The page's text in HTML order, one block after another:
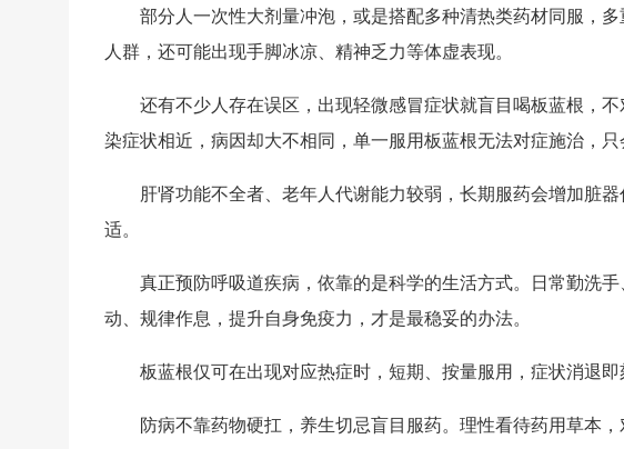
部分人一次性大剂量冲泡，或是搭配多种清热类药材同服，
人群，还可能出现手脚冰凉、精神乏力等体虚表现。
还有不少人存在误区，出现轻微感冒症状就盲目喝板蓝根，
染症状相近，病因却大不相同，单一服用板蓝根无法对症施治，只
肝肾功能不全者、老年人代谢能力较弱，长期服药会增加脏
适。
真正预防呼吸道疾病，依靠的是科学的生活方式。日常勤洗
动、规律作息，提升自身免疫力，才是最稳妥的办法。
板蓝根仅可在出现对应热症时，短期、按量服用，症状消退
防病不靠药物硬扛，养生切忌盲目服药。理性看待药用草本